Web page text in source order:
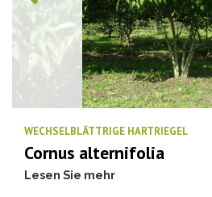
WECHSELBLÄTTRIGE HARTRIEGEL
Cornus alternifolia
Lesen Sie mehr